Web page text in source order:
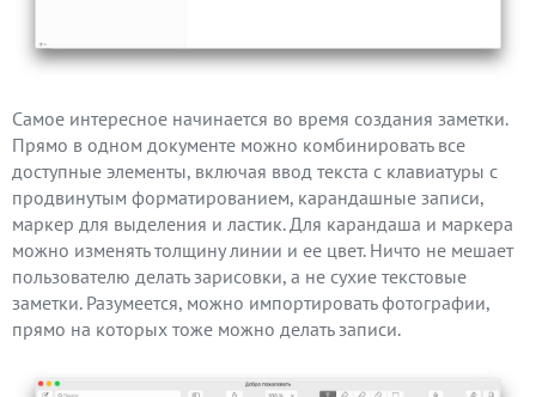
Самое интересное начинается во время создания заметки.
Прямо в одном документе можно комбинировать все
доступные элементы, включая ввод текста с клавиатуры с
продвинутым форматированием, карандашные записи,
маркер для выделения и ластик. Для карандаша и маркера
можно изменять толщину линии и ее цвет. Ничто не мешает
пользователю делать зарисовки, а не сухие текстовые
заметки. Разумеется, можно импортировать фотографии,
прямо на которых тоже можно делать записи.